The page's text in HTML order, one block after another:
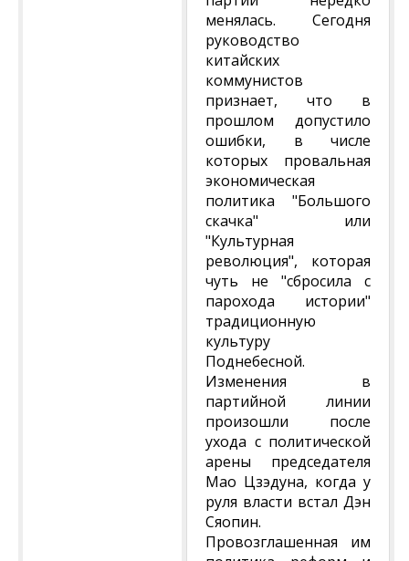
менялась. Сегодня
руководство
китайских
коммунистов
признает, что в
прошлом допустило
ошибки, в числе
которых провальная
экономическая
политика "Большого
скачка" или
"Культурная
революция", которая
чуть не "сбросила с
парохода истории"
традиционную
культуру
Поднебесной.
Изменения в
партийной линии
произошли после
ухода с политической
арены председателя
Мао Цзэдуна, когда у
руля власти встал Дэн
Сяопин.
Провозглашенная им